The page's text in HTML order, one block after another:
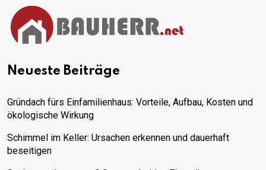
Neueste Beiträge
Gründach fürs Einfamilienhaus: Vorteile, Aufbau, Kosten und
ökologische Wirkung
Schimmel im Keller: Ursachen erkennen und dauerhaft
beseitigen